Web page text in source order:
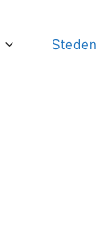
Steden